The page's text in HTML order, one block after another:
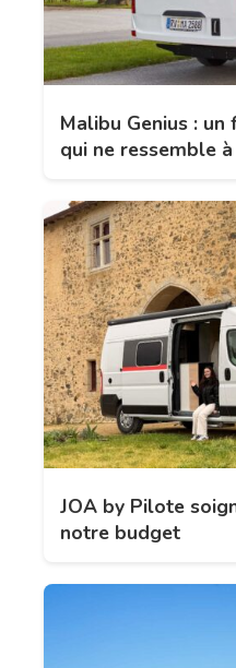
Malibu Genius :
qui ne ressemble
JOA by Pilote
notre budget